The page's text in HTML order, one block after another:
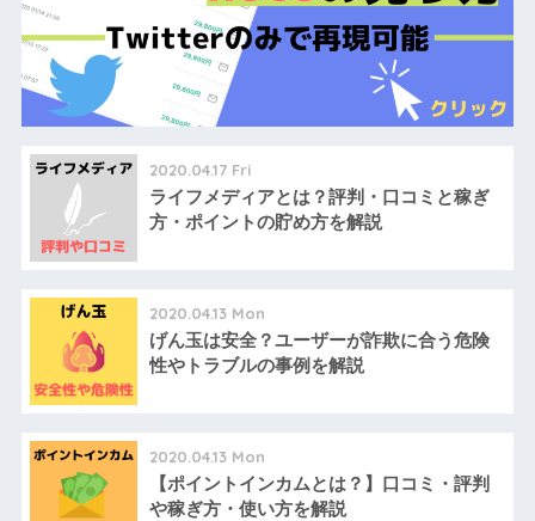
2020.04.17 Fri
ライフメディアとは？評判・口コミと稼ぎ
方・ポイントの貯め方を解説
2020.04.13 Mon
げん玉は安全？ユーザーが詐欺に合う危険
性やトラブルの事例を解説
2020.04.13 Mon
【ポイントインカムとは？】口コミ・評判
や稼ぎ方・使い方を解説